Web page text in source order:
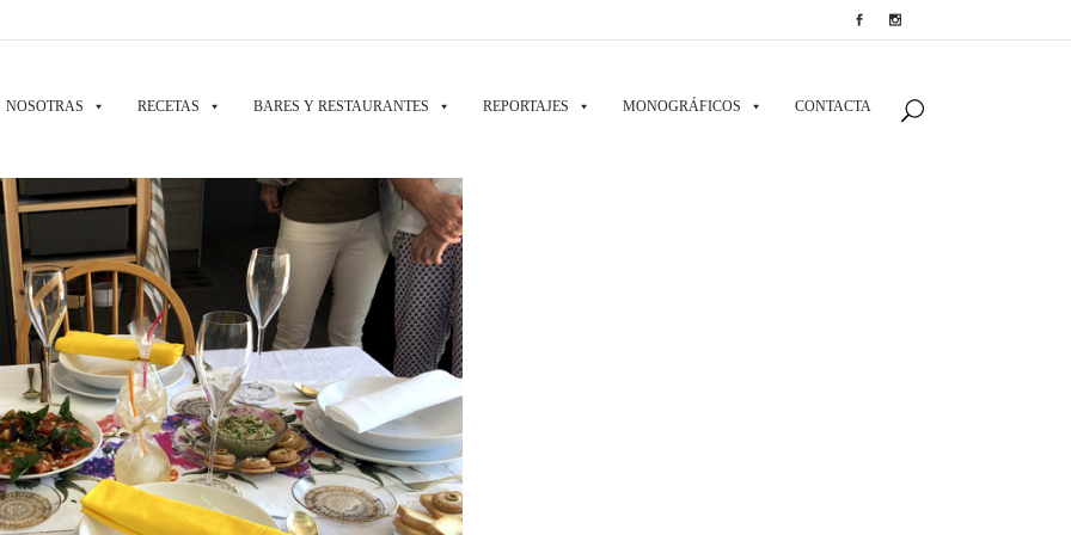
NOSOTRAS RECETAS BARES Y RESTAURANTES REPORTAJES MONOGRÁFICOS CONTACTA